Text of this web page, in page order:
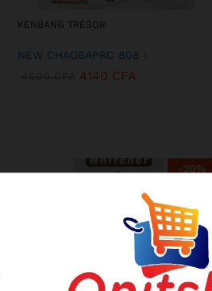
KENBANG TRÉSOR
NEW CHAOBAPRC 808 :
4140 CFA
-20%